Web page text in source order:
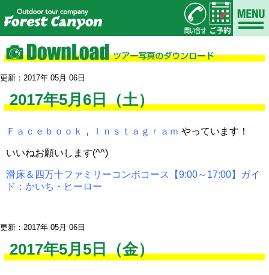
更新：2017年 05月 06日
2017年5月6日（土）
Ｆａｃｅｂｏｏｋ ， Ｉｎｓｔａｇｒａｍ やっています！
いいねお願いします(^^)
滑床＆四万十ファミリーコンボコース【9:00～17:00】ガイ
ド：かいち・ヒーロー
更新：2017年 05月 06日
2017年5月5日（金）